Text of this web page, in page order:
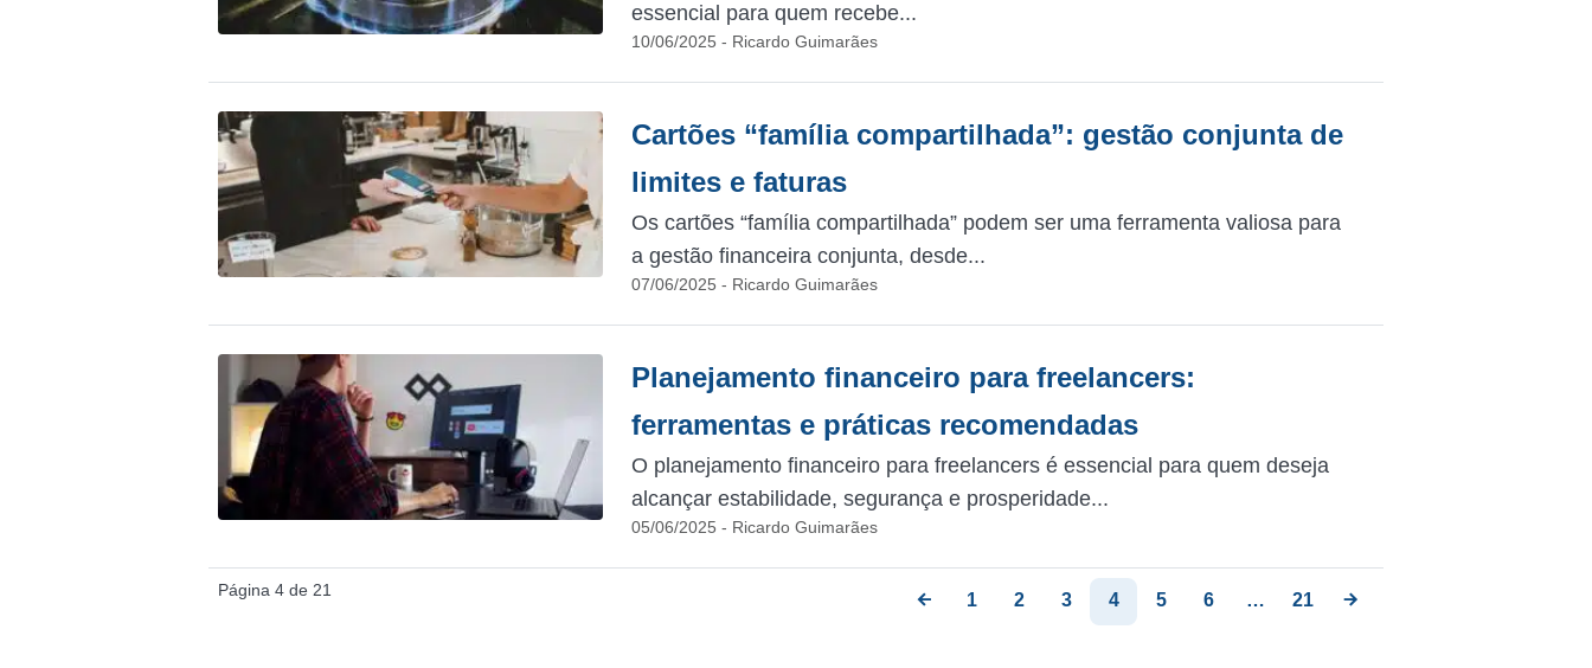
essencial para quem recebe...
10/06/2025 - Ricardo Guimarães
Cartões “família compartilhada”: gestão conjunta de
limites e faturas
Os cartões “família compartilhada” podem ser uma ferramenta valiosa para
a gestão financeira conjunta, desde...
07/06/2025 - Ricardo Guimarães
Planejamento financeiro para freelancers:
ferramentas e práticas recomendadas
O planejamento financeiro para freelancers é essencial para quem deseja
alcançar estabilidade, segurança e prosperidade...
05/06/2025 - Ricardo Guimarães
Página 4 de 21 1 2 3 4 5 6 … 21